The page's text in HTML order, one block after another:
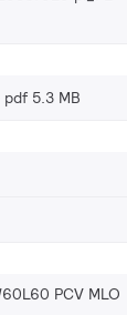
pdf 5.3 MB
PCV MLO